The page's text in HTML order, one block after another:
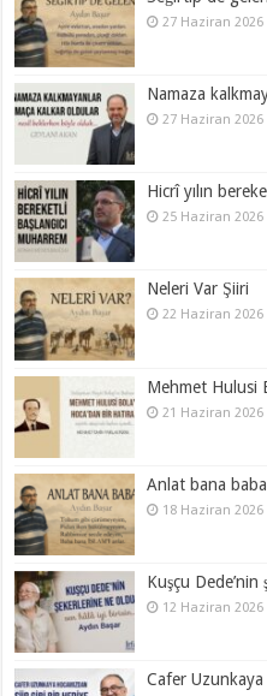
27 Haziran 2026
Namaza
27 Haziran 2026
Hicrî yılın
25 Haziran 2026
Neleri Var Şiiri
22 Haziran 2026
Mehmet Hulusi
21 Haziran 2026
Anlat bana
18 Haziran 2026
Kuşçu
12 Haziran 2026
Cafer